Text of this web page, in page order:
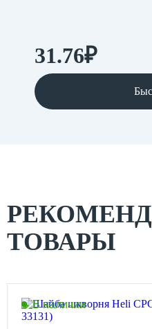
31.76₽
ТОВАРЫ
В наличии